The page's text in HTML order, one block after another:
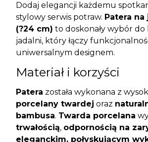
Dodaj elegancji każdemu
stylowy serwis potraw. Patera na
(?24 cm) to doskonały wybór do
jadalni, który łączy
uniwersalnym designem.
Materiał i korzyści
Patera została wykonana z
porcelany twardej oraz
bambusa. Twarda porcelana
trwałością, odpornością na
eleganckim, połyskującym